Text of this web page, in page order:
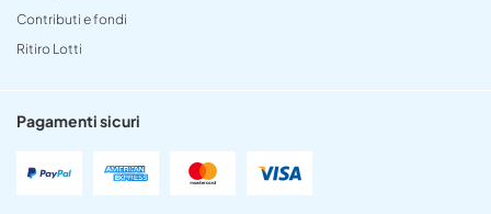
Contributi e fondi
Ritiro Lotti
Pagamenti sicuri